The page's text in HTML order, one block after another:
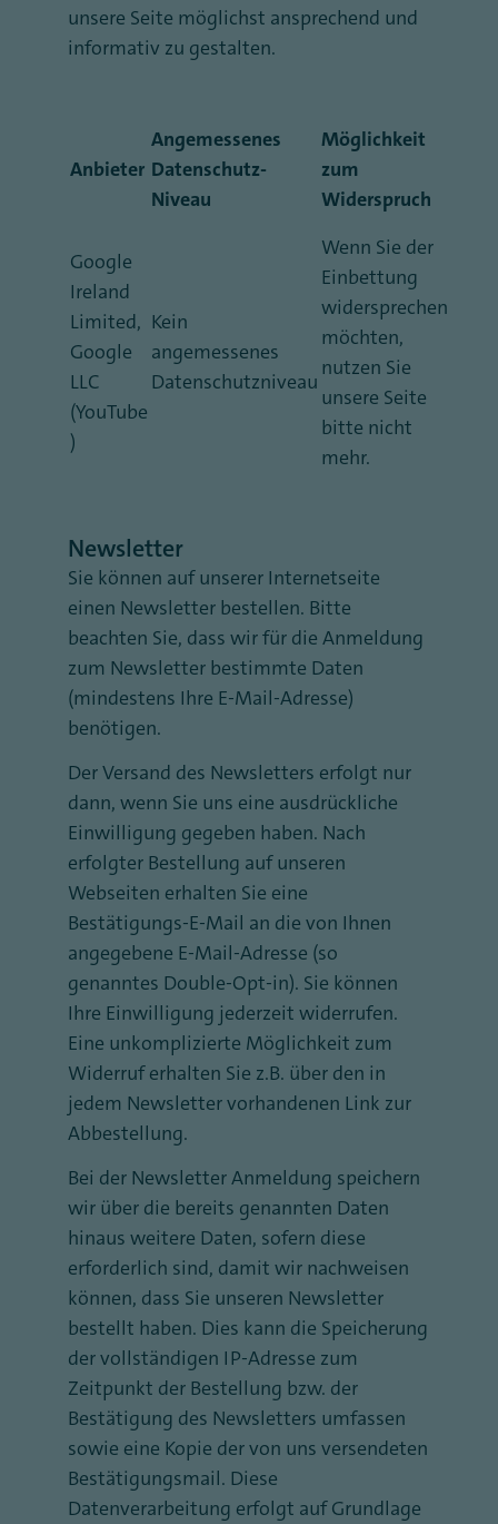
unsere Seite möglichst ansprechend und
informativ zu gestalten.
Anbieter
Angemessenes
Datenschutz-
Niveau
Möglichkeit
zum
Widerspruch
Google
Ireland
Limited,
Google
LLC
(YouTube
)
Kein
angemessenes
Datenschutzniveau
Wenn Sie der
Einbettung
widersprechen
möchten,
nutzen Sie
unsere Seite
bitte nicht
mehr.
Newsletter
Sie können auf unserer Internetseite
einen Newsletter bestellen. Bitte
beachten Sie, dass wir für die Anmeldung
zum Newsletter bestimmte Daten
(mindestens Ihre E-Mail-Adresse)
benötigen.
Der Versand des Newsletters erfolgt nur
dann, wenn Sie uns eine ausdrückliche
Einwilligung gegeben haben. Nach
erfolgter Bestellung auf unseren
Webseiten erhalten Sie eine
Bestätigungs-E-Mail an die von Ihnen
angegebene E-Mail-Adresse (so
genanntes Double-Opt-in). Sie können
Ihre Einwilligung jederzeit widerrufen.
Eine unkomplizierte Möglichkeit zum
Widerruf erhalten Sie z.B. über den in
jedem Newsletter vorhandenen Link zur
Abbestellung.
Bei der Newsletter Anmeldung speichern
wir über die bereits genannten Daten
hinaus weitere Daten, sofern diese
erforderlich sind, damit wir nachweisen
können, dass Sie unseren Newsletter
bestellt haben. Dies kann die Speicherung
der vollständigen IP-Adresse zum
Zeitpunkt der Bestellung bzw. der
Bestätigung des Newsletters umfassen
sowie eine Kopie der von uns versendeten
Bestätigungsmail. Diese
Datenverarbeitung erfolgt auf Grundlage